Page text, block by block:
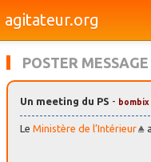
agitateur.org
Bourges & le Cher
POSTER
Un meeting du PS - bombix
Le Ministère de l’Intérieur